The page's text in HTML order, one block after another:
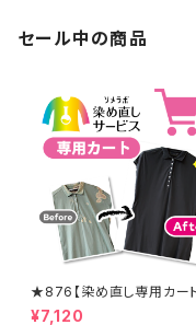
セール中の商品
★876【染め直し専用カー
900円
¥7,120